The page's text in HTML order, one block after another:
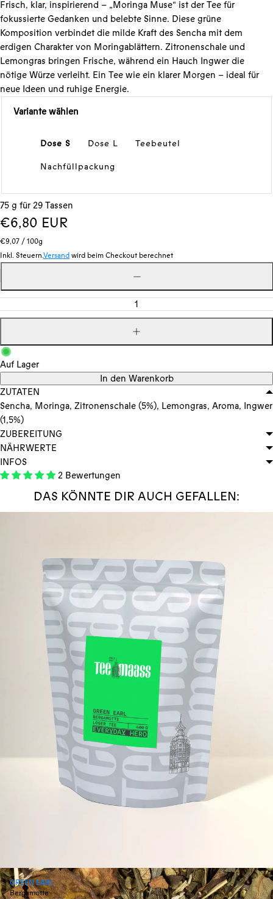
Frisch, klar, inspirierend – „Moringa Muse“ ist der Tee für
fokussierte Gedanken und belebte Sinne. Diese grüne
Komposition verbindet die milde Kraft des Sencha mit dem
erdigen Charakter von Moringablättern. Zitronenschale und
Lemongras bringen Frische, während ein Hauch Ingwer die
nötige Würze verleiht. Ein Tee wie ein klarer Morgen – ideal für
neue Ideen und ruhige Energie.
Variante wählen
Dose S Dose L
Teebeutel
Nachfüllpackung
75 g für 29 Tassen
Regulärer
Preis
€6,80 EUR
Stückpreis
€9,07/pro
100g
Inkl. Steuern.Versandwird beim Checkout berechnet
Menge
Menge
Menge
Auf Lager
In den Warenkorb
ZUTATEN
Sencha, Moringa, Zitronenschale (5%), Lemongras, Aroma, Ingwer
(1,5%)
ZUBEREITUNG
NÄHRWERTE
INFOS
2 Bewertungen
DAS KÖNNTE DIR AUCH GEFALLEN:
GREEN EARL
Bergamotte